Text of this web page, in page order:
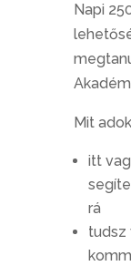
Napi
Mit
itt
rá
tudsz